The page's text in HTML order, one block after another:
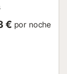
€ por noche